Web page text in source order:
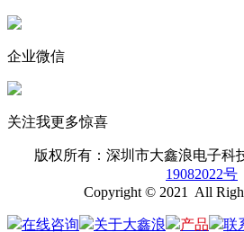
企业微信
关注我更多惊喜
版权所有： 深圳市大鑫浪电子科
19082022号
Copyright © 2021 All
在线咨询 关于大鑫浪 产品 联